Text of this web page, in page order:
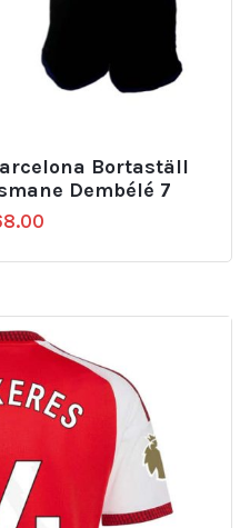
Bortaställ
Dembélé 7